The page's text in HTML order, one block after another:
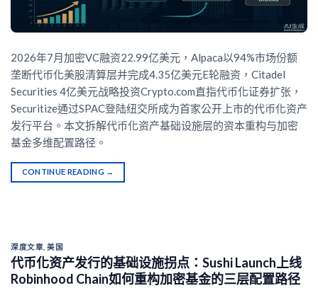
2026年7月加密VC融资22.99亿美元，Alpaca以94%市场份额
垄断代币化美股清算层并完成4.35亿美元E轮融资，Citadel
Securities 4亿美元战略投资Crypto.com直指代币化证券扩张，
Securitize通过SPAC登陆纽交所成为首家公开上市的代币化资产
发行平台。本文拆解代币化资产基础设施层的资本重构与加密
基金多维配置路径。
CONTINUE READING →
深度文章 ,美国
代币化资产发行的基础设施拐点：Sushi Launch上线
Robinhood Chain如何重构加密基金的三层配置路径